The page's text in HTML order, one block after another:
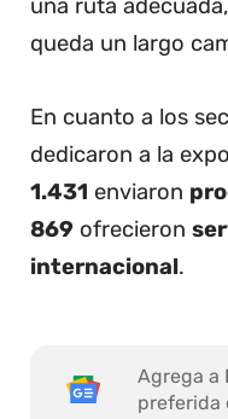
una ruta
queda un largo
En cuanto a los
dedicaron a la
1.431 enviaron
869 ofrecieron
internacional.
Agrega a
preferida